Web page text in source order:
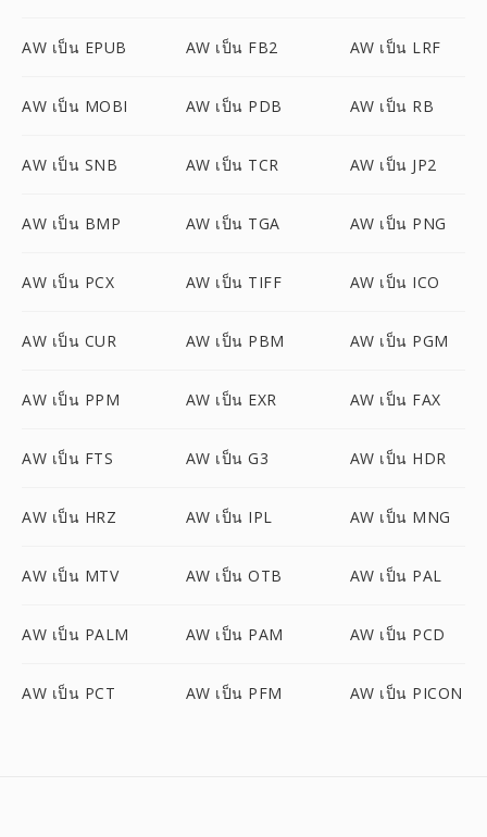
AW เป็น EPUB AW เป็น FB2 AW เป็น LRF
AW เป็น MOBI AW เป็น PDB AW เป็น RB
AW เป็น SNB AW เป็น TCR AW เป็น JP2
AW เป็น BMP AW เป็น TGA AW เป็น PNG
AW เป็น PCX AW เป็น TIFF AW เป็น ICO
AW เป็น CUR AW เป็น PBM AW เป็น PGM
AW เป็น PPM AW เป็น EXR AW เป็น FAX
AW เป็น FTS AW เป็น G3 AW เป็น HDR
AW เป็น HRZ AW เป็น IPL AW เป็น MNG
AW เป็น MTV AW เป็น OTB AW เป็น PAL
AW เป็น PALM AW เป็น PAM AW เป็น PCD
AW เป็น PCT AW เป็น PFM AW เป็น PICON